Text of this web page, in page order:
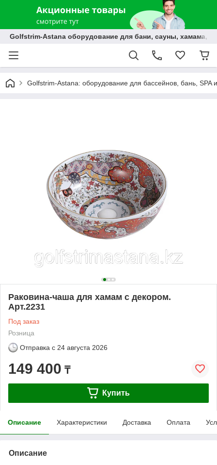
Golfstrim-Astana оборудование для бани, сауны, хамама,
Golfstrim-Astana: оборудование для бассейнов, бань, SPA
Раковина-чаша для хамам с декором.
Арт.2231
Под заказ
Розница
Отправка с 24 августа 2026
149 400 ₸
Купить
Описание Характеристики Доставка Оплата
Описание